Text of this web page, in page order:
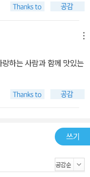
앉아 할머니가 들려주는
받기도 한다. 그만큼 그녀
음식이 ‘따뜻한 사람들
말을 건네는 것만 같다.
하는 사람과 함께 맛있는
쓰기